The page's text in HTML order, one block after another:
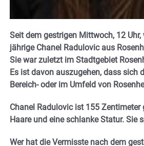
Seit dem gestrigen Mittwoch, 12 Uhr,
jährige Chanel Radulovic aus
Sie war zuletzt im Stadtgebiet
Es ist davon auszugehen, dass sich
Bereich- oder im Umfeld von
Chanel Radulovic ist 155 Zentimeter
Haare und eine schlanke Statur. Sie
Wer hat die Vermisste nach dem